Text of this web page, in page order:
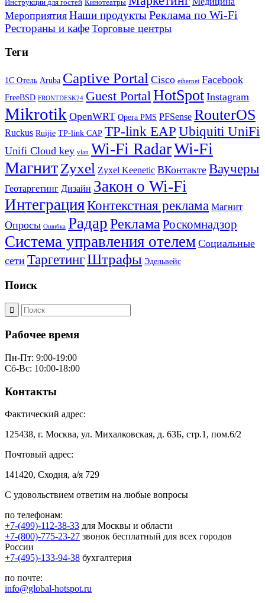
Инструкции для гостей Кинотеатры
Мероприятия Наши продуктыРеклама по Wi-Fi
Рестораны и кафе Торговые центры
Теги
1С Отель Aruba Captive Portal Cisco ethernet Facebook
FreeBSD FRONTDESK24 Guest PortalHotSpot Instagram
Mikrotik OpenWRT Opera PMS PFSense RouterOS
Ruckus Ruijie TP-link CAP TP-link EAP Ubiquiti UniFi
Unifi Cloud key vlan Wi-Fi RadarWi-Fi
МагнитZyxel Zyxel Keenetic ВКонтакте Ваучеры
Геотаргетинг Дизайн Закон о Wi-Fi
ИнтеграцияКонтекстная реклама Магнит
Опросы Ошибка РадарРеклама Роскомнадзор
Система управления отелем Социальные
сети ТаргетингШтрафы Эдельвейс
Поиск
Рабочее время
Пн-Пт: 9:00-19:00
Сб-Вс: 10:00-18:00
Контакты
Фактический адрес:
125438, г. Москва, ул. Михалковская, д. 63Б, стр.1, пом.6/2
Почтовый адрес:
141420, Сходня, а/я 729
С удовольствием ответим на любые вопросы
по телефонам:
+7-(499)-112-38-33 для Москвы и области
+7-(800)-775-23-27 звонок бесплатный для всех городов
России
+7-(495)-133-94-38 бухгалтерия
по почте:
info@global-hotspot.ru